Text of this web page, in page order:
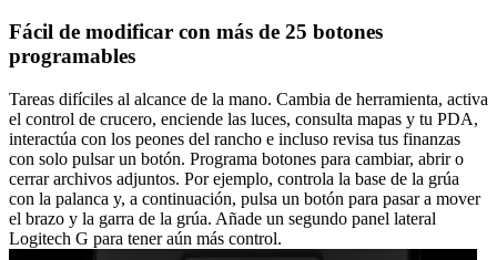
Fácil de modificar con más de 25 botones
programables
Tareas difíciles al alcance de la mano. Cambia de herramienta, activa
el control de crucero, enciende las luces, consulta mapas y tu PDA,
interactúa con los peones del rancho e incluso revisa tus finanzas
con solo pulsar un botón. Programa botones para cambiar, abrir o
cerrar archivos adjuntos. Por ejemplo, controla la base de la grúa
con la palanca y, a continuación, pulsa un botón para pasar a mover
el brazo y la garra de la grúa. Añade un segundo panel lateral
Logitech G para tener aún más control.